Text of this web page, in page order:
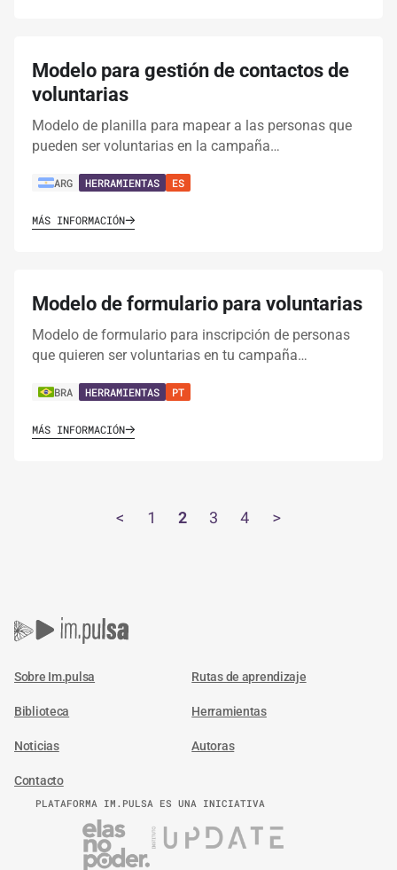
Modelo para gestión de contactos de
voluntarias
Modelo de planilla para mapear a las personas que
pueden ser voluntarias en la campaña…
ARG HERRAMIENTAS ES
MÁS INFORMACIÓN
Modelo de formulario para voluntarias
Modelo de formulario para inscripción de personas
que quieren ser voluntarias en tu campaña…
BRA HERRAMIENTAS PT
MÁS INFORMACIÓN
< 1 2 3 4 >
Sobre Im.pulsa Rutas de aprendizaje
Biblioteca Herramientas
Noticias Autoras
Contacto
PLATAFORMA IM.PULSA ES UNA INICIATIVA